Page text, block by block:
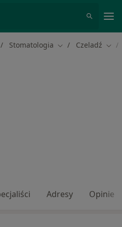
Stomatologia Zmień miasto
Czeladź
Adresy Opinie